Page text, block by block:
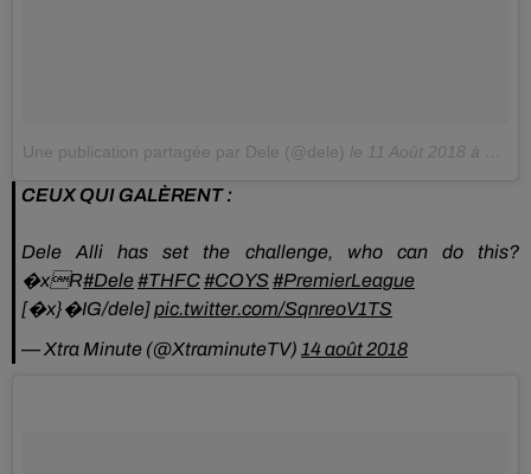
Une publication partagée par Dele (@dele) le 11 Août 2018 à 12 :51 PDT
CEUX QUI GALÈRENT :
Dele Alli has set the challenge, who can do this?
�xR#Dele#THFC#COYS#PremierLeague
[�x}�IG/dele]pic.twitter.com/SqnreoV1TS
— Xtra Minute (@XtraminuteTV) 14 août 2018